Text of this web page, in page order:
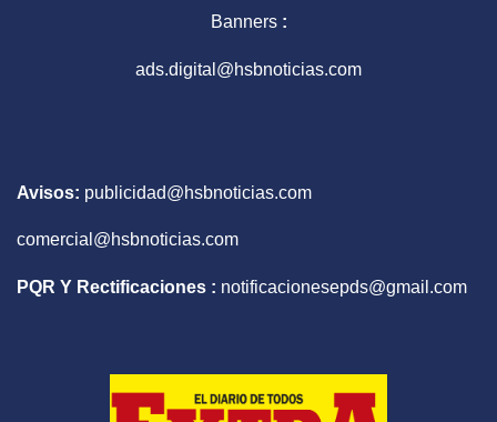
Banners :
ads.digital@hsbnoticias.com
Avisos: publicidad@hsbnoticias.com
comercial@hsbnoticias.com
PQR Y Rectificaciones : notificacionesepds@gmail.com